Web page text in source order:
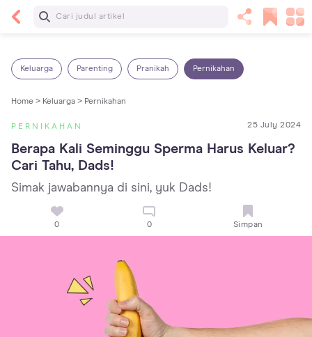
Baca Selanjutnya
Keluarga Parenting Pranikah Pernikahan
Home > Keluarga > Pernikahan
PERNIKAHAN 25 July 2024
Berapa Kali Seminggu Sperma Harus Keluar?
Cari Tahu, Dads!
Simak jawabannya di sini, yuk Dads!
0 0 Simpan